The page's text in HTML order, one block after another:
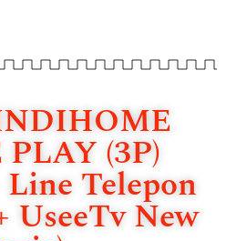
(3P)
Telepon
UseeTv New